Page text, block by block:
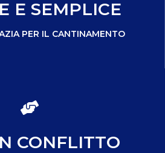
E SEMPLICE
PER IL CANTINAMENTO
CONFLITTO